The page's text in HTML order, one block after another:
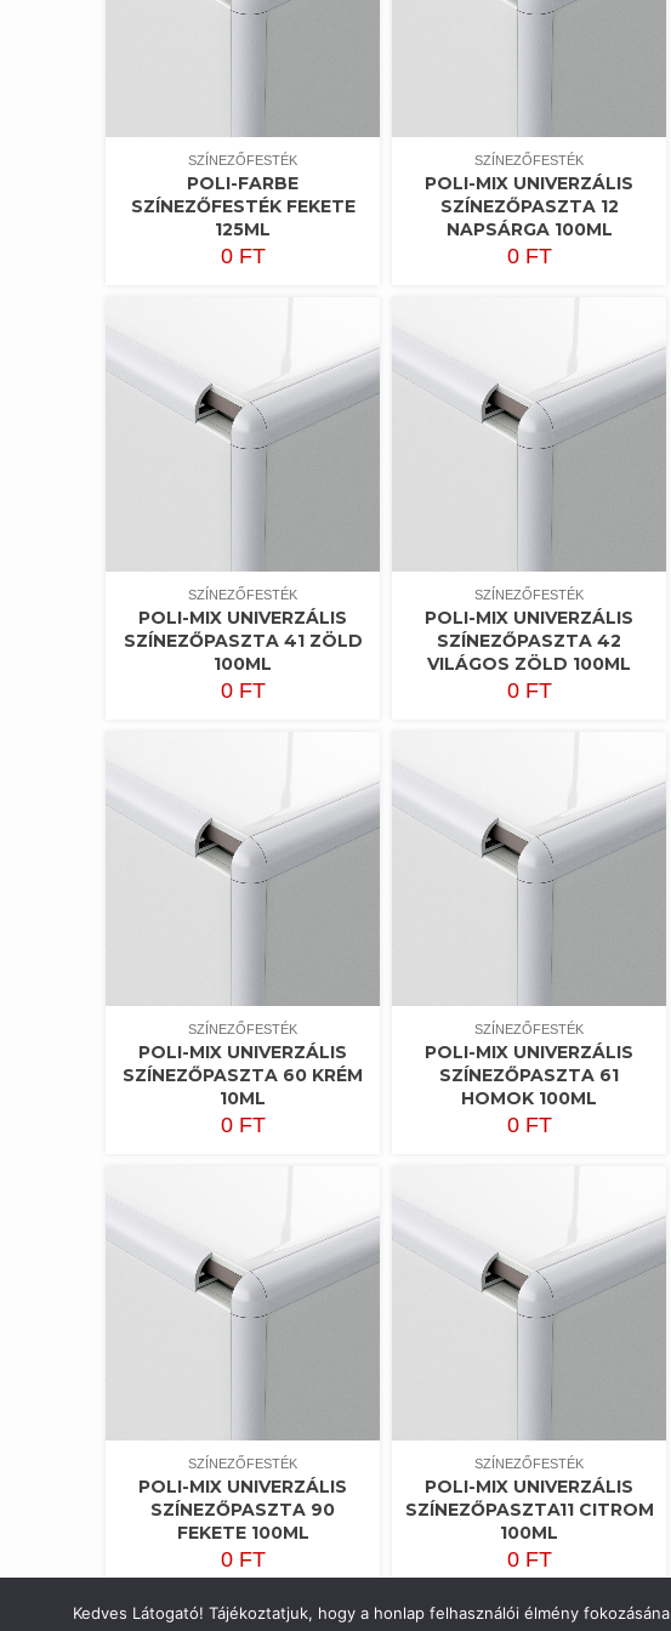
SZÍNEZŐFESTÉK
POLI-FARBE
SZÍNEZŐFESTÉK FEKETE
125ML
0 FT
SZÍNEZŐFESTÉK
POLI-MIX UNIVERZÁLIS
SZÍNEZŐPASZTA 12
NAPSÁRGA 100ML
0 FT
SZÍNEZŐFESTÉK
POLI-MIX UNIVERZÁLIS
SZÍNEZŐPASZTA 41 ZÖLD
100ML
0 FT
SZÍNEZŐFESTÉK
POLI-MIX UNIVERZÁLIS
SZÍNEZŐPASZTA 42
VILÁGOS ZÖLD 100ML
0 FT
SZÍNEZŐFESTÉK
POLI-MIX UNIVERZÁLIS
SZÍNEZŐPASZTA 60 KRÉM
10ML
0 FT
SZÍNEZŐFESTÉK
POLI-MIX UNIVERZÁLIS
SZÍNEZŐPASZTA 61
HOMOK 100ML
0 FT
SZÍNEZŐFESTÉK
POLI-MIX UNIVERZÁLIS
SZÍNEZŐPASZTA 90
FEKETE 100ML
0 FT
SZÍNEZŐFESTÉK
POLI-MIX UNIVERZÁLIS
SZÍNEZŐPASZTA11 CITROM
100ML
0 FT
Kedves Látogató! Tájékoztatjuk, hogy a honlap felhasználói élmény